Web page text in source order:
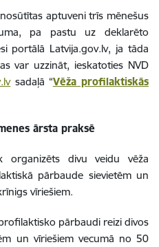
aptuveni trīs mēnešus
pa pastu uz deklarēto
portālā Latvija.gov.lv, ja tāda
var uzzināt, ieskatoties NVD
sadaļā “Vēža profilaktiskās
ārsta praksē
organizēts divu veidu vēža
pārbaude sievietēm un
vīriešiem.
pārbaudi reizi divos
un vīriešiem vecumā no 50